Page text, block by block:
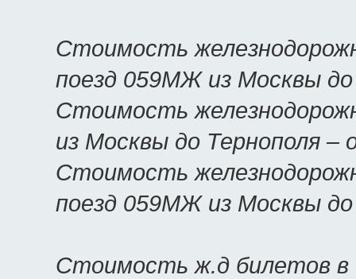
Стоимость
поезд 059МЖ из Москвы
Стоимость
из Москвы до Тернополя –
Стоимость
поезд 059МЖ из Москвы
Стоимость ж.д билетов в